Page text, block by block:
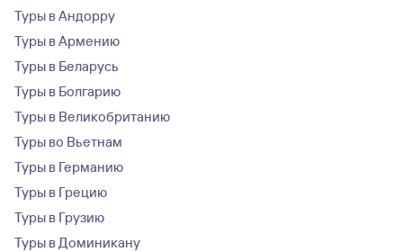
Туры в Андорру
Туры в Армению
Туры в Беларусь
Туры в Болгарию
Туры в Великобританию
Туры во Вьетнам
Туры в Германию
Туры в Грецию
Туры в Грузию
Туры в Доминикану